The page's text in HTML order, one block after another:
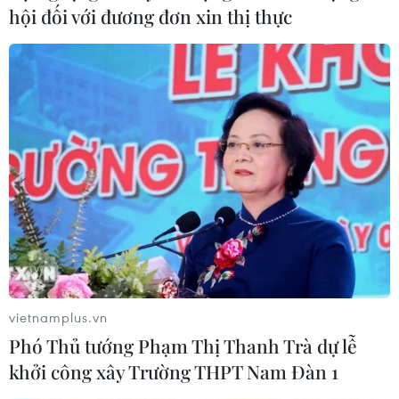
quan trọng để sản xuất chip
07/08/2026 00:56
Đảng Cộng hòa đề xuất dự luật trao
thêm thẩm quyền thuế quan cho ông
Trump
07/08/2026 00:33
Mỹ: Lãi suất thế chấp tăng lên mức
cao nhất kể từ tháng Bảy năm ngoái
07/08/2026 00:05
Google Wallet cho phép phụ huynh
hội đối với đương đơn xin thị thực
vietnamplus.vn
Phó Thủ tướng Phạm Thị Thanh Trà dự lễ
khởi công xây Trường THPT Nam Đàn 1